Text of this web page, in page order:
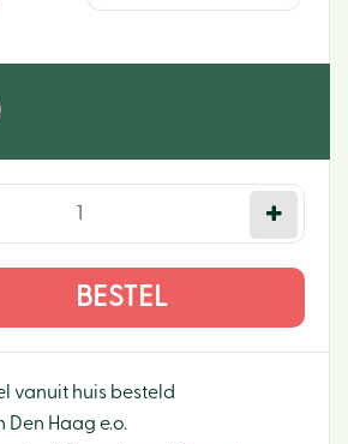
vanuit huis besteld
Den Haag e.o.